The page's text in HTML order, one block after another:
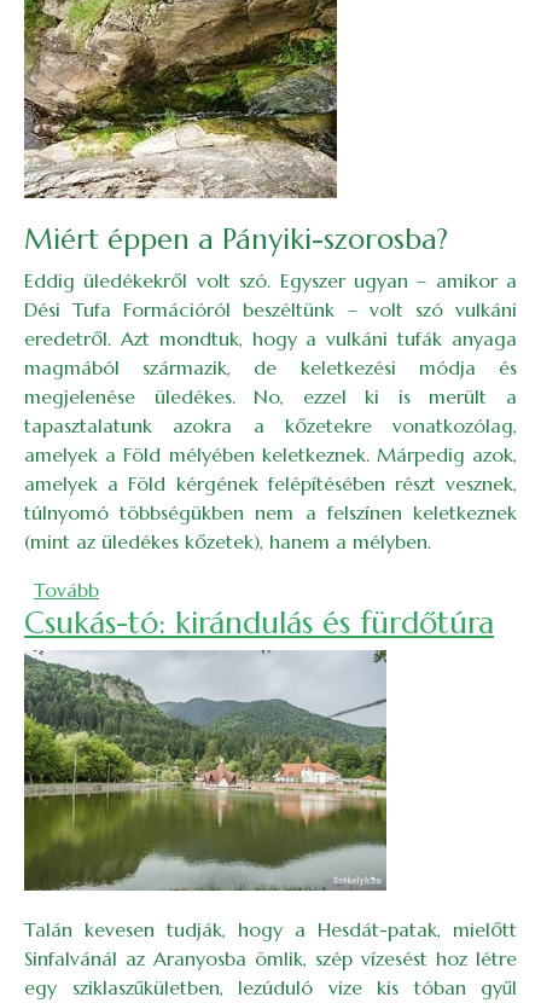
Miért éppen a Pányiki-szorosba?
Eddig üledékekről volt szó. Egyszer ugyan – amikor a
Dési Tufa Formációról beszéltünk – volt szó vulkáni
eredetről. Azt mondtuk, hogy a vulkáni tufák anyaga
magmából származik, de keletkezési módja és
megjelenése üledékes. No, ezzel ki is merült a
tapasztalatunk azokra a kőzetekre vonatkozólag,
amelyek a Föld mélyében keletkeznek. Márpedig azok,
amelyek a Föld kérgének felépítésében részt vesznek,
túlnyomó többségükben nem a felszínen keletkeznek
(mint az üledékes kőzetek), hanem a mélyben.
Tovább(Kőzetolvadékok nyomában a Pányiki-szorosban)
Csukás-tó: kirándulás és fürdőtúra
Talán kevesen tudják, hogy a Hesdát-patak, mielőtt
Sinfalvánál az Aranyosba ömlik, szép vízesést hoz létre
egy sziklaszűkületben, lezúduló vize kis tóban gyűl